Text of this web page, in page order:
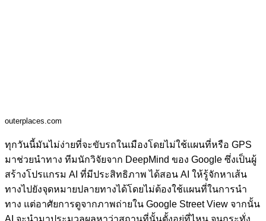
outerplaces.com
ทุกวันนี้มันไม่ง่ายที่จะขับรถในเมืองโดยไม่ใช้แผนที่หรือ GPS
มาช่วยนำทาง ทีมนักวิจัยจาก DeepMind ของ Google ซึ่งเป็นผู้
สร้างโปรแกรม AI ที่มีประสิทธิภาพ ได้สอน AI ให้รู้จักหาเส้น
ทางไปยังจุดหมายปลายทางได้โดยไม่ต้องใช้แผนที่ในการนำ
ทาง แต่อาศัยการดูจากภาพถ่ายใน Google Street View จากนั้น